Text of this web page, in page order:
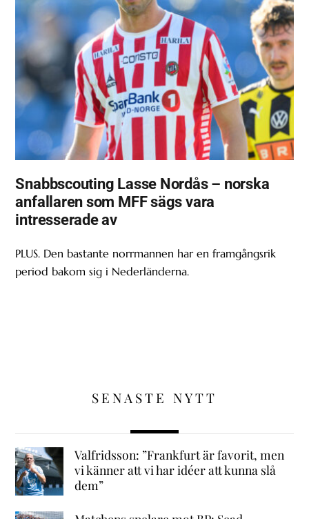
Snabbscouting Lasse Nordås – norska
anfallaren som MFF sägs vara
intresserade av
PLUS. Den bastante norrmannen har en framgångsrik
period bakom sig i Nederländerna.
SENASTE NYTT
Valfridsson: ”Frankfurt är favorit, men
vi känner att vi har idéer att kunna slå
dem”